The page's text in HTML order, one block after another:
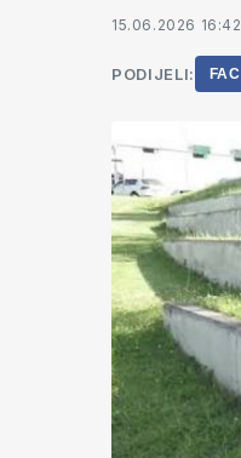
15.06.2026 16:42
PODIJELI: